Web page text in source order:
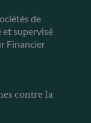
de
et supervisé
Financier
contre la